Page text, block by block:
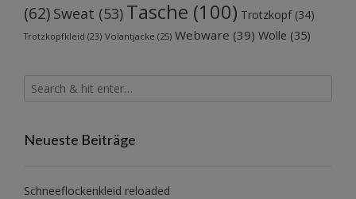
(62) Sweat (53) Tasche (100) Trotzkopf(34)
Trotzkopfkleid (23) Volantjacke (25) Webware (39) Wolle (35)
Neueste Beiträge
Schneeflockenkleid reloaded